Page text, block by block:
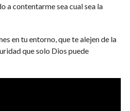
a contentarme sea cual sea la
en tu entorno, que te alejen de la
que solo Dios puede